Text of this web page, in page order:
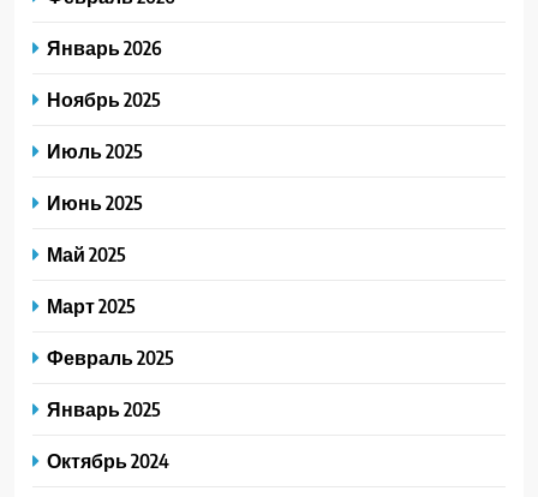
Январь 2026
Ноябрь 2025
Июль 2025
Июнь 2025
Май 2025
Март 2025
Февраль 2025
Январь 2025
Октябрь 2024